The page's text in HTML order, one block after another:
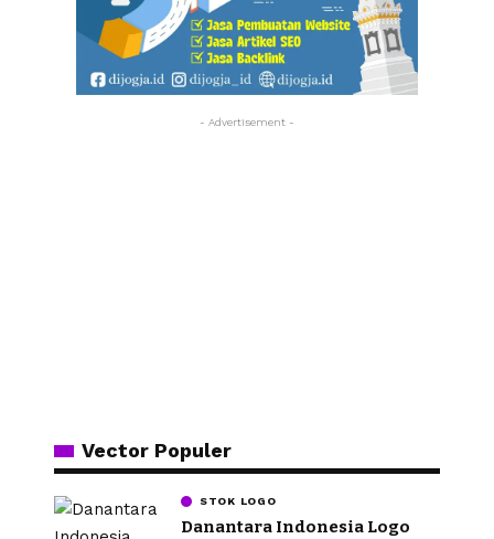
- Advertisement -
Vector Populer
STOK LOGO
Danantara Indonesia Logo